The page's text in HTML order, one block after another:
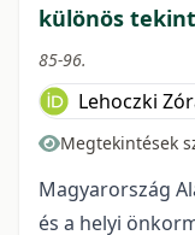
különös
85-96.
Lehoczki
Megtekintések
Magyarország
és a helyi